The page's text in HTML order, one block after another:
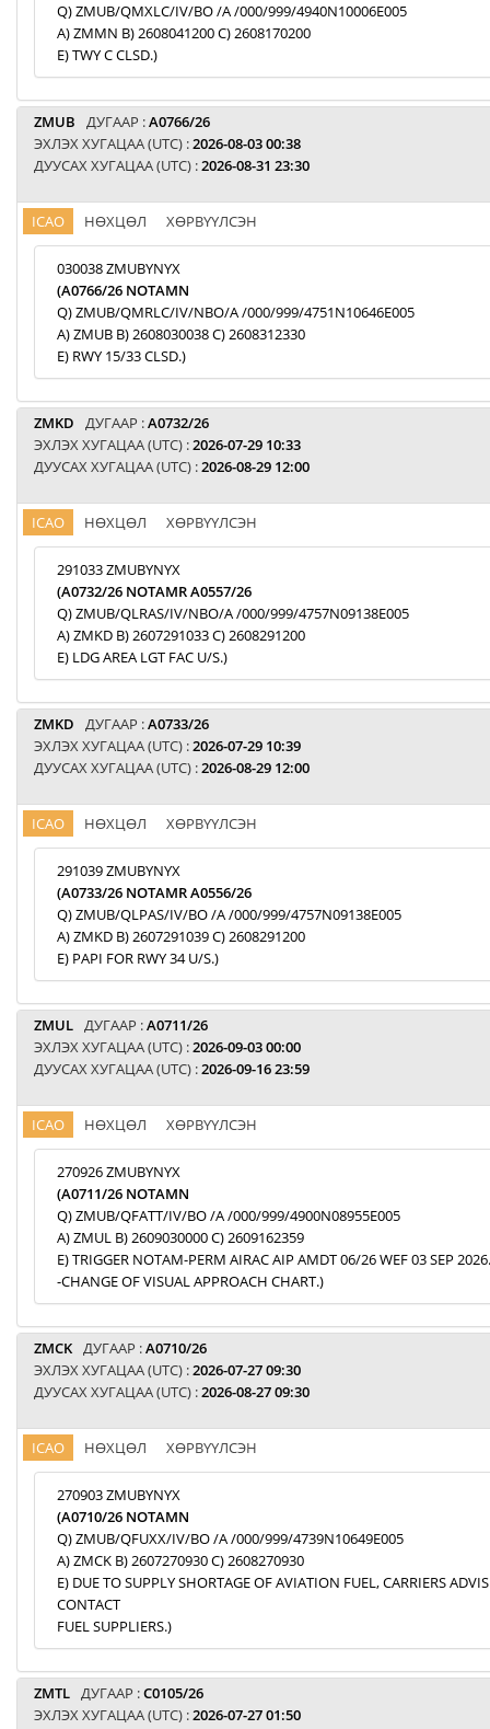
Q) ZMUB/QMXLC/IV/BO /A /000/999/4940N10006E005
A) ZMMN B) 2608041200 C) 2608170200
E) TWY C CLSD.)
ZMUB ДУГААР :A0766/26
ЭХЛЭХ ХУГАЦАА (UTC) :2026-08-03 00:38
ДУУСАХ ХУГАЦАА (UTC) :2026-08-31 23:30
ICAO НӨХЦӨЛ ХӨРВҮҮЛСЭН
030038 ZMUBYNYX
(A0766/26 NOTAMN
Q) ZMUB/QMRLC/IV/NBO/A /000/999/4751N10646E005
A) ZMUB B) 2608030038 C) 2608312330
E) RWY 15/33 CLSD.)
ZMKD ДУГААР :A0732/26
ЭХЛЭХ ХУГАЦАА (UTC) :2026-07-29 10:33
ДУУСАХ ХУГАЦАА (UTC) :2026-08-29 12:00
ICAO НӨХЦӨЛ ХӨРВҮҮЛСЭН
291033 ZMUBYNYX
(A0732/26 NOTAMR A0557/26
Q) ZMUB/QLRAS/IV/NBO/A /000/999/4757N09138E005
A) ZMKD B) 2607291033 C) 2608291200
E) LDG AREA LGT FAC U/S.)
ZMKD ДУГААР :A0733/26
ЭХЛЭХ ХУГАЦАА (UTC) :2026-07-29 10:39
ДУУСАХ ХУГАЦАА (UTC) :2026-08-29 12:00
ICAO НӨХЦӨЛ ХӨРВҮҮЛСЭН
291039 ZMUBYNYX
(A0733/26 NOTAMR A0556/26
Q) ZMUB/QLPAS/IV/BO /A /000/999/4757N09138E005
A) ZMKD B) 2607291039 C) 2608291200
E) PAPI FOR RWY 34 U/S.)
ZMUL ДУГААР :A0711/26
ЭХЛЭХ ХУГАЦАА (UTC) :2026-09-03 00:00
ДУУСАХ ХУГАЦАА (UTC) :2026-09-16 23:59
ICAO НӨХЦӨЛ ХӨРВҮҮЛСЭН
270926 ZMUBYNYX
(A0711/26 NOTAMN
Q) ZMUB/QFATT/IV/BO /A /000/999/4900N08955E005
A) ZMUL B) 2609030000 C) 2609162359
E) TRIGGER NOTAM-PERM AIRAC AIP AMDT 06/26 WEF 03 SEP 2026.
-CHANGE OF VISUAL APPROACH CHART.)
ZMCK ДУГААР :A0710/26
ЭХЛЭХ ХУГАЦАА (UTC) :2026-07-27 09:30
ДУУСАХ ХУГАЦАА (UTC) :2026-08-27 09:30
ICAO НӨХЦӨЛ ХӨРВҮҮЛСЭН
270903 ZMUBYNYX
(A0710/26 NOTAMN
Q) ZMUB/QFUXX/IV/BO /A /000/999/4739N10649E005
A) ZMCK B) 2607270930 C) 2608270930
E) DUE TO SUPPLY SHORTAGE OF AVIATION FUEL, CARRIERS
CONTACT
FUEL SUPPLIERS.)
ZMTL ДУГААР :C0105/26
ЭХЛЭХ ХУГАЦАА (UTC) :2026-07-27 01:50